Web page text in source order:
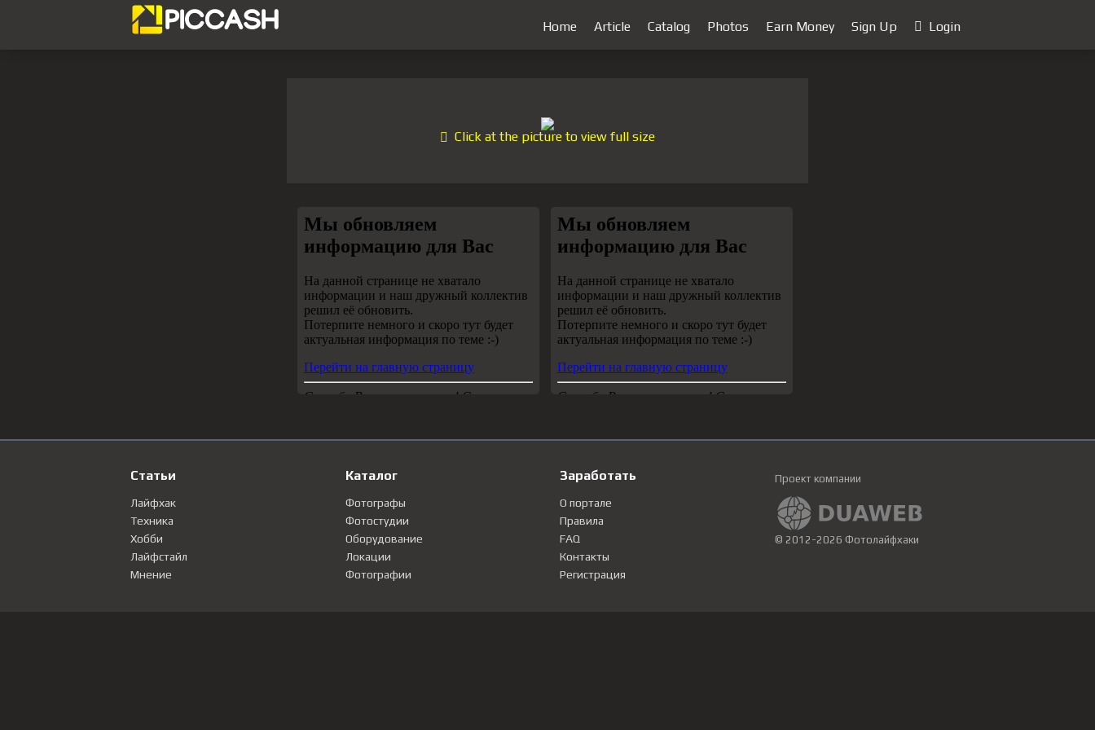
Home Article Catalog Photos Earn Money Sign Up Login
Click at the picture to view full size
Статьи
Лайфхак
Техника
Хобби
Лайфстайл
Мнение
Каталог
Фотографы
Фотостудии
Оборудование
Локации
Фотографии
Заработать
О портале
Правила
FAQ
Контакты
Регистрация
Проект компании
© 2012-2026 Фотолайфхаки